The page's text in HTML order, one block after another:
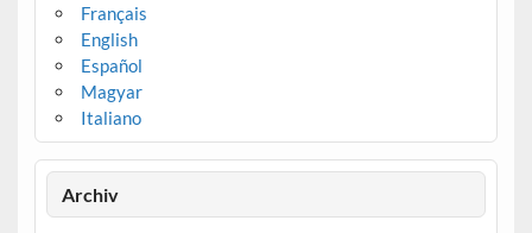
Français
English
Español
Magyar
Italiano
Archiv